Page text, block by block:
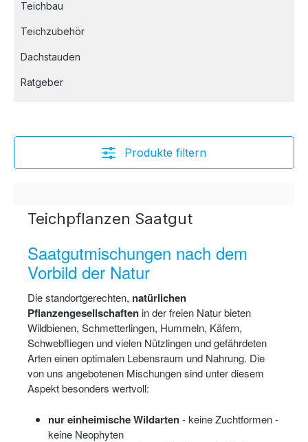
Teichbau
Teichzubehör
Dachstauden
Ratgeber
Produkte filtern
Teichpflanzen Saatgut
Saatgutmischungen nach dem
Vorbild der Natur
Die standortgerechten, natürlichen
Pflanzengesellschaften in der freien Natur bieten
Wildbienen, Schmetterlingen, Hummeln, Käfern,
Schwebfliegen und vielen Nützlingen und gefährdeten
Arten einen optimalen Lebensraum und Nahrung. Die
von uns angebotenen Mischungen sind unter diesem
Aspekt besonders wertvoll:
nur einheimische Wildarten- keine Zuchtformen -
keine Neophyten